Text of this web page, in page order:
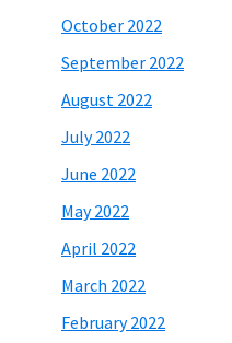
October 2022
September 2022
August 2022
July 2022
June 2022
May 2022
April 2022
March 2022
February 2022